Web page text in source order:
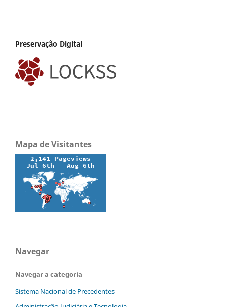
Preservação Digital
Mapa de Visitantes
Navegar
Navegar a categoria
Sistema Nacional de Precedentes